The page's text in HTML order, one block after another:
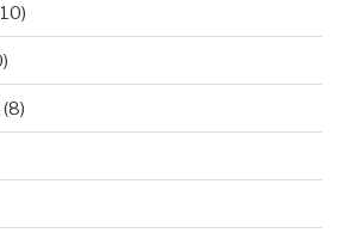
(8)